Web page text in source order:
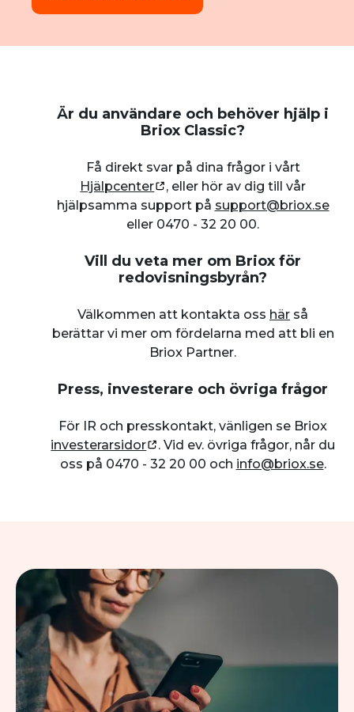
Är du användare och behöver hjälp i
Briox Classic?
Få direkt svar på dina frågor i vårt
Hjälpcenter
, eller hör av dig till vår
hjälpsamma support på support@briox.se
eller 0470 - 32 20 00.
Vill du veta mer om Briox för
redovisningsbyrån?
Välkommen att kontakta oss här så
berättar vi mer om fördelarna med att bli en
Briox Partner.
Press, investerare och övriga frågor
För IR och presskontakt, vänligen se Briox
investerarsidor
. Vid ev. övriga frågor, når du
oss på 0470 - 32 20 00 och info@briox.se.